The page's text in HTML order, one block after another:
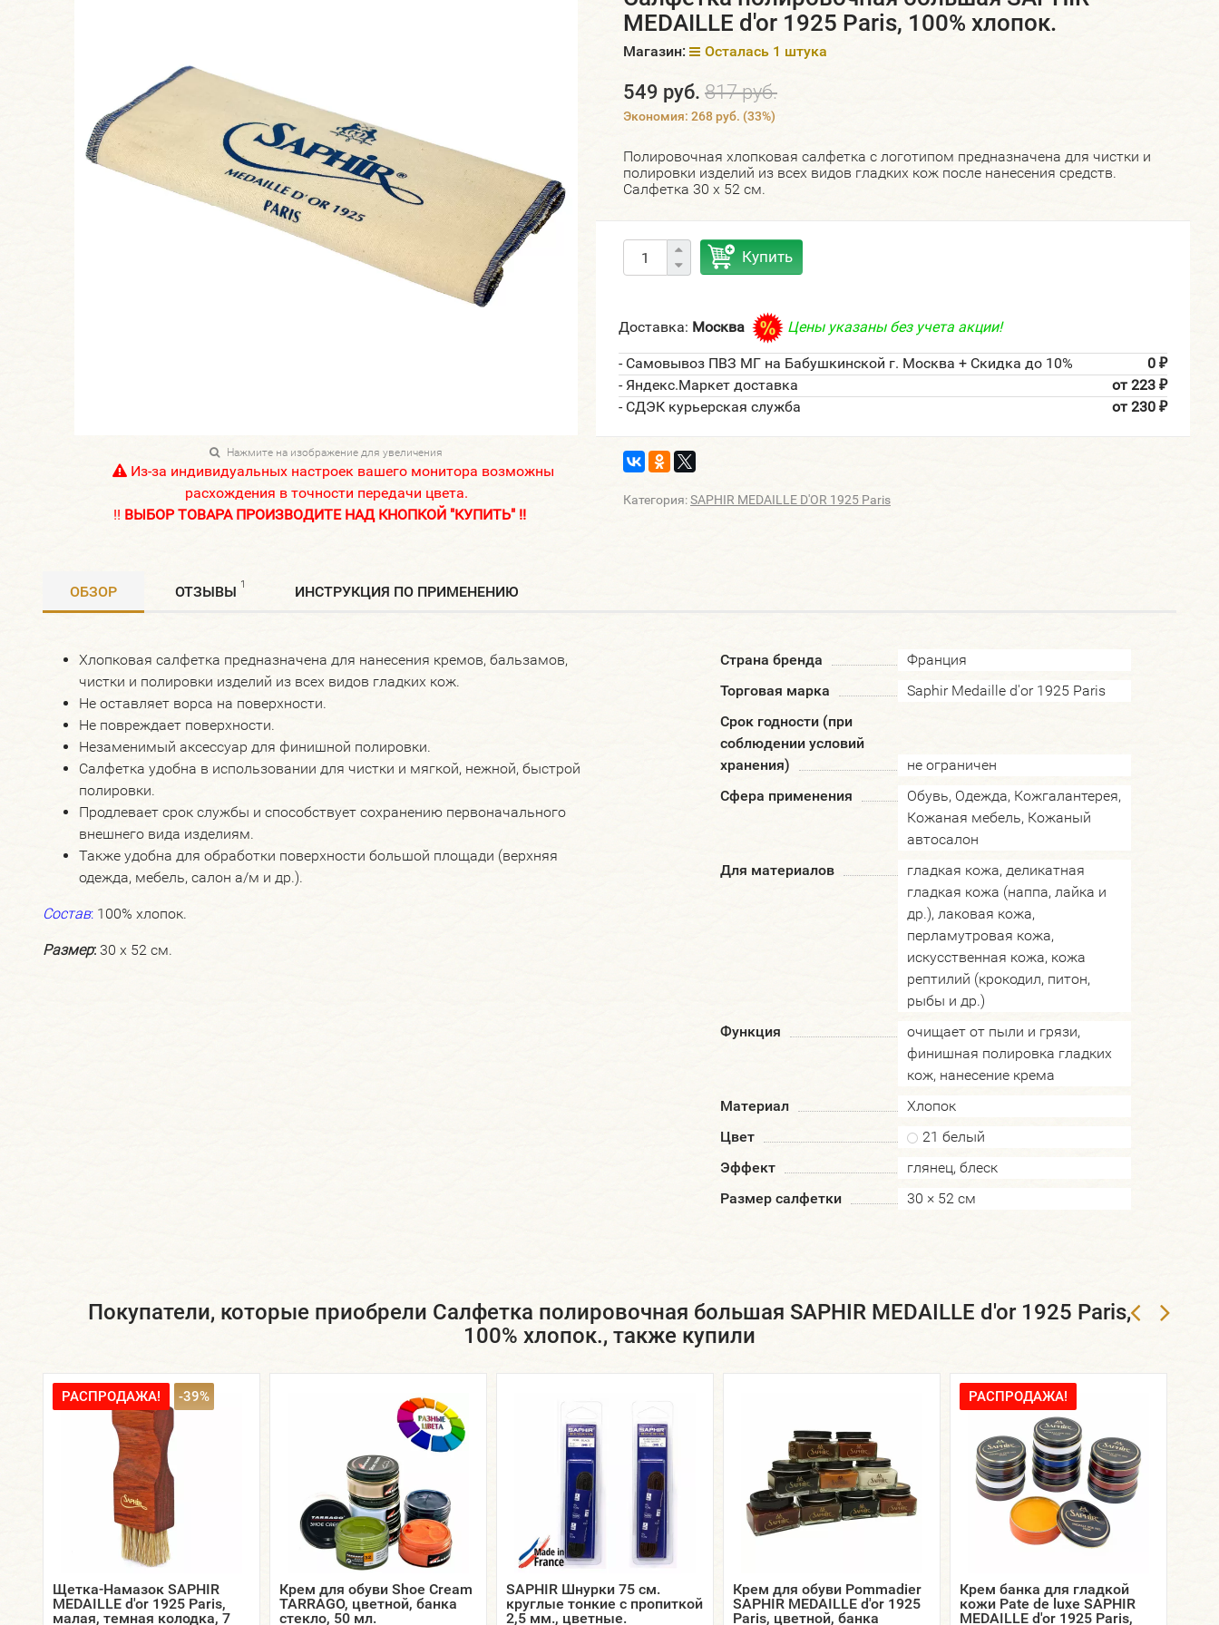
Нажмите на изображение для увеличения
Из-за индивидуальных настроек вашего монитора возможны
расхождения в точности передачи цвета.
!! ВЫБОР ТОВАРА ПРОИЗВОДИТЕ НАД КНОПКОЙ "КУПИТЬ" !!
MEDAILLE d'or 1925 Paris, 100% хлопок.
Магазин: Осталась 1 штука
549 руб. 817 руб.
Экономия: 268 руб. (33%)
Полировочная хлопковая салфетка с логотипом предназначена для чистки и
полировки изделий из всех видов гладких кож после нанесения средств.
Салфетка 30 х 52 см.
Купить
Доставка: Москва Цены указаны без учета акции!
- Самовывоз ПВЗ МГ на Бабушкинской г. Москва + Скидка до 10% 0 ₽
- Яндекс.Маркет доставка от 223 ₽
- СДЭК курьерская служба от 230 ₽
Категория:SAPHIR MEDAILLE D'OR 1925 Paris
ОБЗОР ОТЗЫВЫ 1 ИНСТРУКЦИЯ ПО ПРИМЕНЕНИЮ
Хлопковая салфетка предназначена для нанесения кремов, бальзамов,
чистки и полировки изделий из всех видов гладких кож.
Не оставляет ворса на поверхности.
Не повреждает поверхности.
Незаменимый аксессуар для финишной полировки.
Салфетка удобна в использовании для чистки и мягкой, нежной, быстрой
полировки.
Продлевает срок службы и способствует сохранению первоначального
внешнего вида изделиям.
Также удобна для обработки поверхности большой площади (верхняя
одежда, мебель, салон а/м и др.).
Состав: 100% хлопок.
Размер: 30 х 52 см.
Страна бренда
Франция
Торговая марка
Saphir Medaille d'or 1925 Paris
Срок годности (при
соблюдении условий
хранения)
не ограничен
Сфера применения
Обувь, Одежда, Кожгалантерея,
Кожаная мебель, Кожаный
автосалон
Для материалов
гладкая кожа, деликатная
гладкая кожа (наппа, лайка и
др.), лаковая кожа,
перламутровая кожа,
искусственная кожа, кожа
рептилий (крокодил, питон,
рыбы и др.)
Функция
очищает от пыли и грязи,
финишная полировка гладких
кож, нанесение крема
Материал
Хлопок
Цвет
21 белый
Эффект
глянец, блеск
Размер салфетки
30 × 52 см
Покупатели, которые приобрели Салфетка полировочная большая SAPHIR MEDAILLE d'or 1925 Paris,
100% хлопок., также купили
РАСПРОДАЖА! -39%
Щетка-Намазок SAPHIR
MEDAILLE d'or 1925 Paris,
малая, темная колодка, 7
Крем для обуви Shoe Cream
TARRAGO, цветной, банка
стекло, 50 мл.
SAPHIR Шнурки 75 см.
круглые тонкие с пропиткой
2,5 мм., цветные.
Крем для обуви Pommadier
SAPHIR MEDAILLE d'or 1925
Paris, цветной, банка
РАСПРОДАЖА!
Крем банка для гладкой
кожи Pate de luxe SAPHIR
MEDAILLE d'or 1925 Paris,